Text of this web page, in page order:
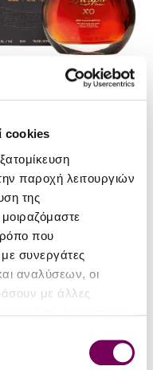
cookies
παροχή λειτουργιών
της
που
με συνεργάτες
αναλύσεων, οι
με άλλες
153.80€